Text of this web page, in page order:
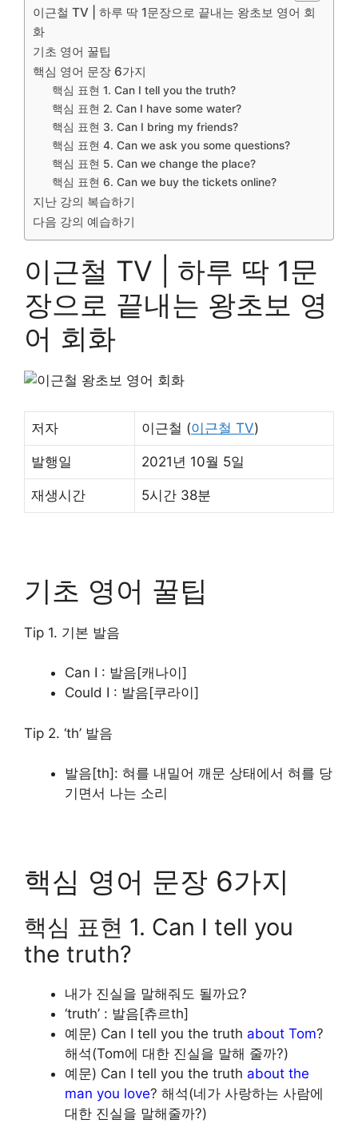
이근철 TV | 하루 딱 1문장으로 끝내는 왕초보 영어 회
화
기초 영어 꿀팁
핵심 영어 문장 6가지
핵심 표현 1. Can I tell you the truth?
핵심 표현 2. Can I have some water?
핵심 표현 3. Can I bring my friends?
핵심 표현 4. Can we ask you some questions?
핵심 표현 5. Can we change the place?
핵심 표현 6. Can we buy the tickets online?
지난 강의 복습하기
다음 강의 예습하기
이근철 TV | 하루 딱 1문
장으로 끝내는 왕초보 영
어 회화
저자 이근철 (이근철 TV)
발행일 2021년 10월 5일
재생시간 5시간 38분
기초 영어 꿀팁
Tip 1. 기본 발음
Can I : 발음[캐나이]
Could I : 발음[쿠라이]
Tip 2. ‘th’ 발음
발음[th]: 혀를 내밀어 깨문 상태에서 혀를 당
기면서 나는 소리
핵심 영어 문장 6가지
핵심 표현 1. Can I tell you
the truth?
내가 진실을 말해줘도 될까요?
‘truth’ : 발음[츄르th]
예문) Can I tell you the truth about Tom?
해석(Tom에 대한 진실을 말해 줄까?)
예문) Can I tell you the truth about the
man you love? 해석(네가 사랑하는 사람에
대한 진실을 말해줄까?)